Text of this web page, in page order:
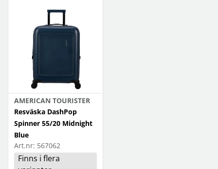
AMERICAN TOURISTER
Resväska DashPop
Spinner 55/20 Midnight
Blue
Art.nr: 567062
Finns i flera